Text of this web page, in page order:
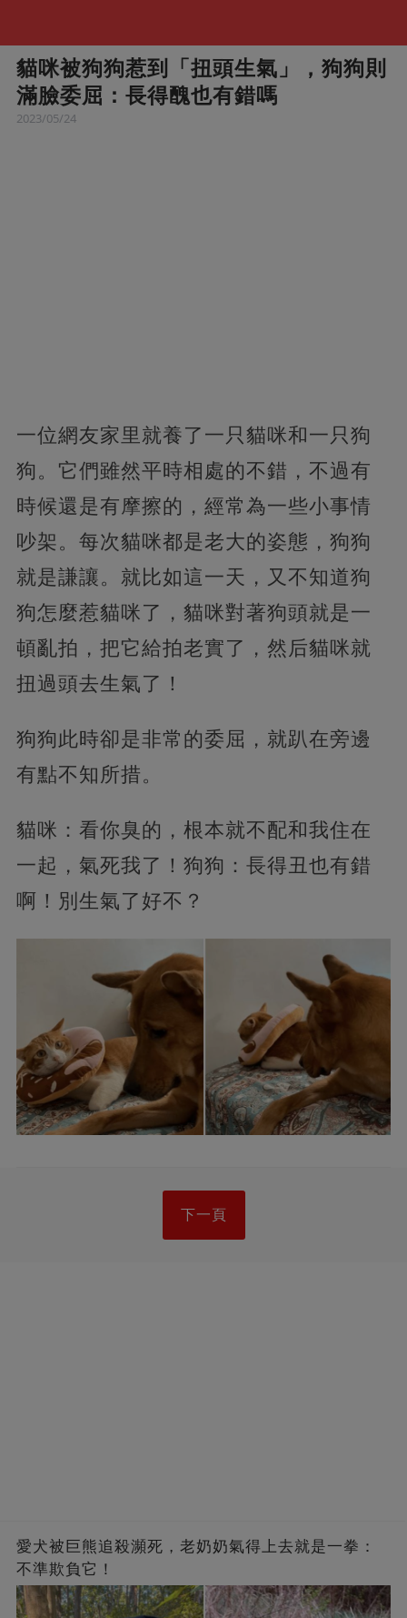
貓咪被狗狗惹到「扭頭生氣」，狗狗則
滿臉委屈：長得醜也有錯嗎
2023/05/24
一位網友家里就養了一只貓咪和一只狗
狗。它們雖然平時相處的不錯，不過有
時候還是有摩擦的，經常為一些小事情
吵架。每次貓咪都是老大的姿態，狗狗
就是謙讓。就比如這一天，又不知道狗
狗怎麼惹貓咪了，貓咪對著狗頭就是一
頓亂拍，把它給拍老實了，然后貓咪就
扭過頭去生氣了！
狗狗此時卻是非常的委屈，就趴在旁邊
有點不知所措。
貓咪：看你臭的，根本就不配和我住在
一起，氣死我了！狗狗：長得丑也有錯
啊！別生氣了好不？
下一頁
愛犬被巨熊追殺瀕死，老奶奶氣得上去就是一拳：
不準欺負它！